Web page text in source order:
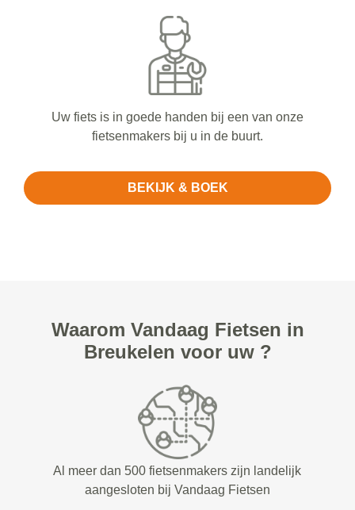
Uw fiets is in goede handen bij een van onze
fietsenmakers bij u in de buurt.
BEKIJK & BOEK
Waarom Vandaag Fietsen in
Breukelen voor uw ?
Al meer dan 500 fietsenmakers zijn landelijk
aangesloten bij Vandaag Fietsen